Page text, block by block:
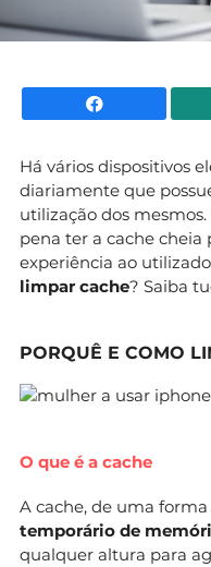
Há vários dispositivos
diariamente que
utilização dos
pena ter a cache
experiência ao
limpar cache? Saiba
PORQUÊ E COMO
O que é a cache
A cache, de uma
temporário de
qualquer altura para